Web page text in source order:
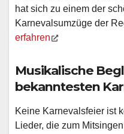
hat sich zu einem der
Karnevalsumzüge der
erfahren
Musikalische
bekanntesten
Keine Karnevalsfeier ist
Lieder, die zum